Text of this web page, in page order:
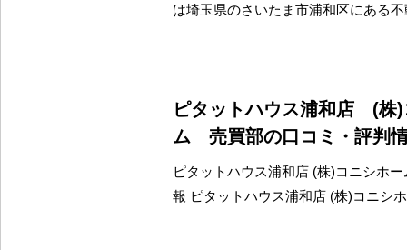
は埼玉県のさいたま市浦和区にある
ピタットハウス浦和店 (株)
ム 売買部の口コミ・評判
ピタットハウス浦和店 (株)コニシホ
報 ピタットハウス浦和店 (株)コニシ